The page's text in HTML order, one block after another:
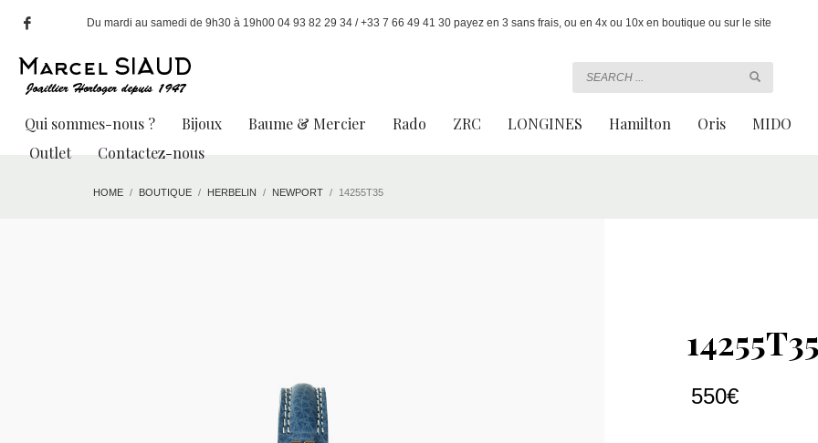
Du mardi au samedi de 9h30 à 19h00 04 93 82 29 34 / +33 7 66 49 41 30 payez en 3 sans frais, ou en 4x ou 10x en boutique ou sur le site
Qui sommes-nous ? Bijoux Baume & Mercier Rado ZRC LONGINES Hamilton Oris
MIDO
Outlet
Contactez-nous
HOME BOUTIQUE HERBELIN NEWPORT 14255T35
550€